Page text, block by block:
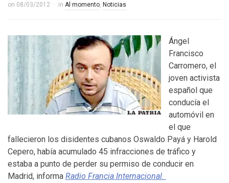
on 08/03/2012 in Al momento, Noticias
Ángel
Francisco
Carromero, el
joven activista
español que
conducía el
automóvil en
el que
fallecieron los disidentes cubanos Oswaldo Payá y Harold
Cepero, había acumulado 45 infracciones de tráfico y
estaba a punto de perder su permiso de conducir en
Madrid, informa Radio Francia Internacional.